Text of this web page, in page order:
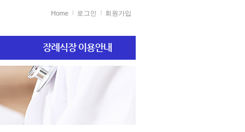
Home 로그인 회원가입
장례식장 이용안내